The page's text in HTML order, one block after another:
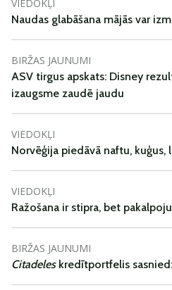
VIEDOKĻI
Naudas glabāšana mājās var
BIRŽAS JAUNUMI
ASV tirgus apskats: Disney
izaugsme zaudē jaudu
VIEDOKĻI
Norvēģija piedāvā naftu, kuģus,
VIEDOKĻI
Ražošana ir stipra, bet
BIRŽAS JAUNUMI
Citadeleskredītportfelis